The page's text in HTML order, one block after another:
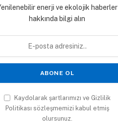
enerji ve ekolojik haberler
hakkında bilgi alın
Kaydolarak şartlarımızı ve Gizlilik
Politikası sözleşmemizi kabul etmiş
olursunuz.